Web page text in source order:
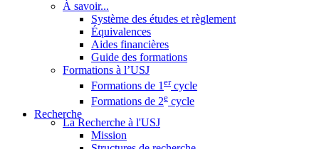
À savoir...
Système des études et règlement
Équivalences
Aides financières
Guide des formations
Formations à l’USJ
Formations de 1 ercycle
Formations de 2e cycle
Recherche
La Recherche à l'USJ
Mission